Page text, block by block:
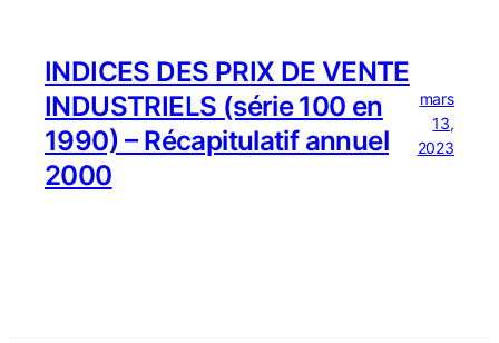
INDICES DES PRIX DE VENTE
INDUSTRIELS (série 100 en
1990) – Récapitulatif annuel
2000
mars
13,
2023